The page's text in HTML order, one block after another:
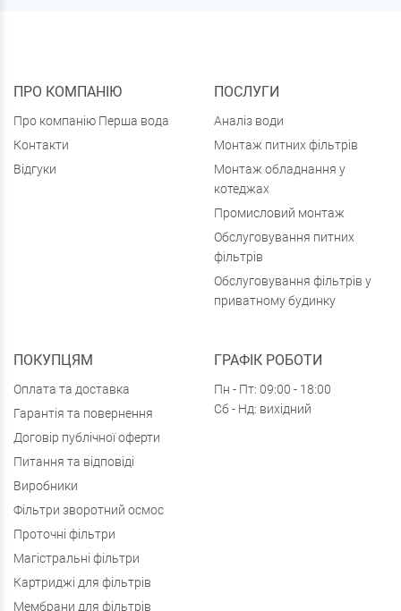
ПРО КОМПАНІЮ
Про компанію Перша вода
Контакти
Відгуки
ПОСЛУГИ
Аналіз води
Монтаж питних фільтрів
Монтаж обладнання у
котеджах
Промисловий монтаж
Обслуговування питних
фільтрів
Обслуговування фільтрів у
приватному будинку
ПОКУПЦЯМ
Оплата та доставка
Гарантія та повернення
Договір публічної оферти
Питання та відповіді
Виробники
Фільтри зворотний осмос
Проточні фільтри
Магістральні фільтри
Картриджі для фільтрів
Мембрани для фільтрів
ГРАФІК РОБОТИ
Пн - Пт: 09:00 - 18:00
Сб - Нд: вихідний